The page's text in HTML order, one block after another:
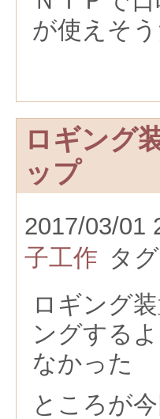
が使えそ
ロギング
ップ
2017/03/01
子工作 タグ
ロギング
ングする
なかった
ところが